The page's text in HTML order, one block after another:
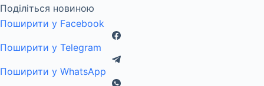
Поділіться новиною
Поширити у Facebook
Поширити у Telegram
Поширити у WhatsApp